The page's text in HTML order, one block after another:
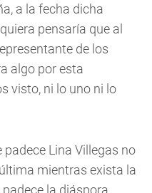
a la fecha dicha
pensaría que al
de los
algo por esta
visto, ni lo uno ni lo
Lina Villegas no
mientras exista la
la diáspora